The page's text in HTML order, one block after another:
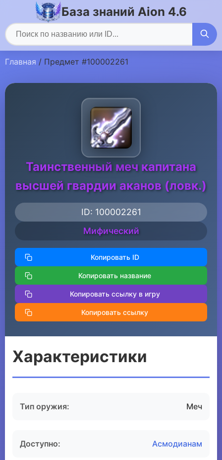
База знаний Aion 4.6
Главная / Предмет #100002261
Таинственный меч капитана
высшей гвардии аканов (ловк.)
ID: 100002261
Мифический
Копировать ID
Копировать название
Копировать ссылку в игру
Копировать ссылку
Характеристики
Тип оружия: Меч
Доступно: Асмодианам